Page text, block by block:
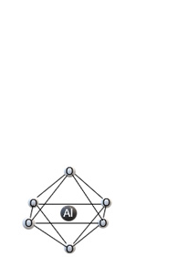
構造では、中心の金